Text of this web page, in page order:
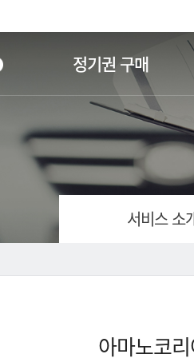
정기권 구매
서비스 소
아마노코